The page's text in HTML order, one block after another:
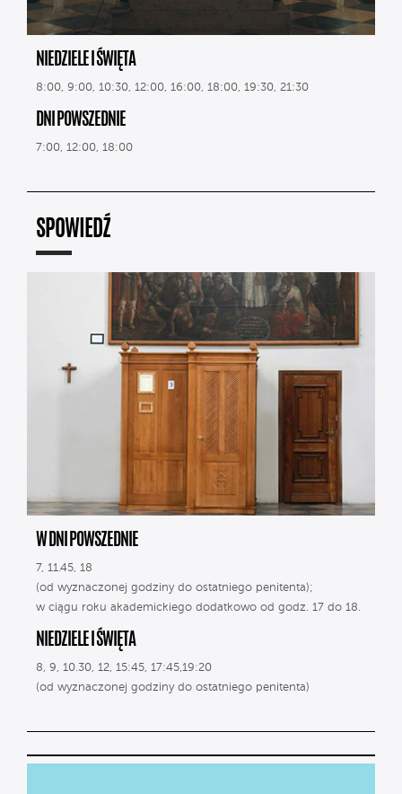
NIEDZIELE I ŚWIĘTA
8:00, 9:00, 10:30, 12:00, 16:00, 18:00, 19:30, 21:30
DNI POWSZEDNIE
7:00, 12:00, 18:00
SPOWIEDŹ
W DNI POWSZEDNIE
7, 11.45, 18
(od wyznaczonej godziny do ostatniego penitenta);
w ciągu roku akademickiego dodatkowo od godz. 17 do 18.
NIEDZIELE I ŚWIĘTA
8, 9, 10.30, 12, 15:45, 17:45,19:20
(od wyznaczonej godziny do ostatniego penitenta)